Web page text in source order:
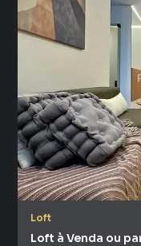
Loft
Loft à Venda ou